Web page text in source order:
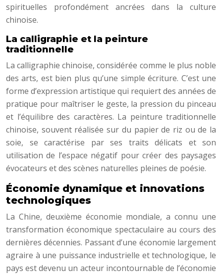
spirituelles profondément ancrées dans la culture
chinoise.
La calligraphie et la peinture
traditionnelle
La calligraphie chinoise, considérée comme le plus noble
des arts, est bien plus qu’une simple écriture. C’est une
forme d’expression artistique qui requiert des années de
pratique pour maîtriser le geste, la pression du pinceau
et l’équilibre des caractères. La peinture traditionnelle
chinoise, souvent réalisée sur du papier de riz ou de la
soie, se caractérise par ses traits délicats et son
utilisation de l’espace négatif pour créer des paysages
évocateurs et des scènes naturelles pleines de poésie.
Économie dynamique et innovations
technologiques
La Chine, deuxième économie mondiale, a connu une
transformation économique spectaculaire au cours des
dernières décennies. Passant d’une économie largement
agraire à une puissance industrielle et technologique, le
pays est devenu un acteur incontournable de l’économie